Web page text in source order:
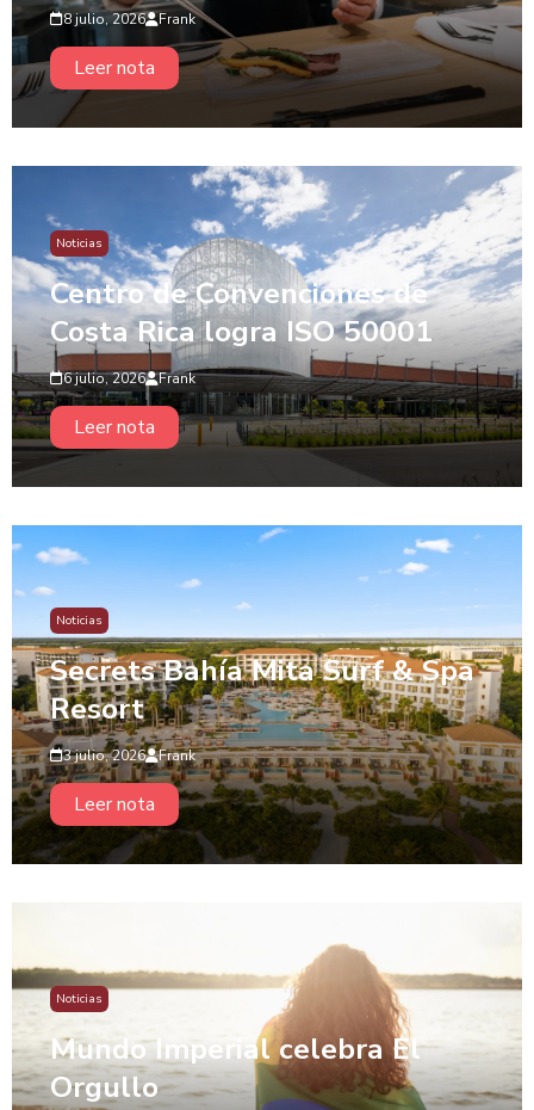
8 julio, 2026 Frank
Leer nota
Noticias
Centro de Convenciones de
Costa Rica logra ISO 50001
6 julio, 2026 Frank
Leer nota
Noticias
Secrets Bahía Mita Surf & Spa
Resort
3 julio, 2026 Frank
Leer nota
Noticias
Mundo Imperial celebra El
Orgullo